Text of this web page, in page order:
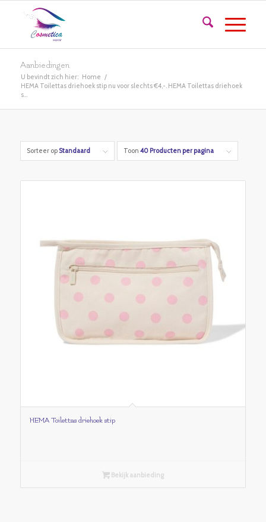
Aanbiedingen
U bevindt zich hier: Home /
HEMA Toilettas driehoek stip nu voor slechts €4,-. HEMA Toilettas driehoek
s...
Sorteer op Standaard Toon 40 Producten per pagina
HEMA Toilettas driehoek stip
Bekijk aanbieding